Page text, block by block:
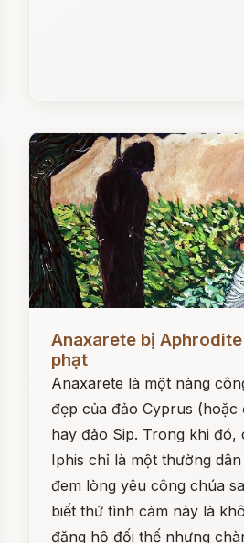
Anaxarete bị
phạt
Anaxarete là một nàng
đẹp của đảo Cyprus (hoặc
hay đảo Sip. Trong khi đó,
Iphis chỉ là một thường
đem lòng yêu công chúa
biết thứ tình cảm này là
đăng hộ đối thế nhưng